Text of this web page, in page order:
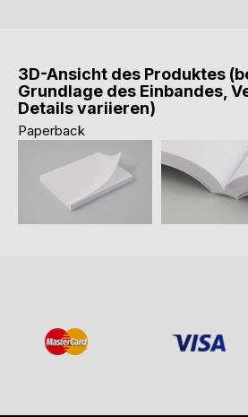
3D-Ansicht des Produktes
Grundlage des Einbandes,
Details variieren)
Paperback